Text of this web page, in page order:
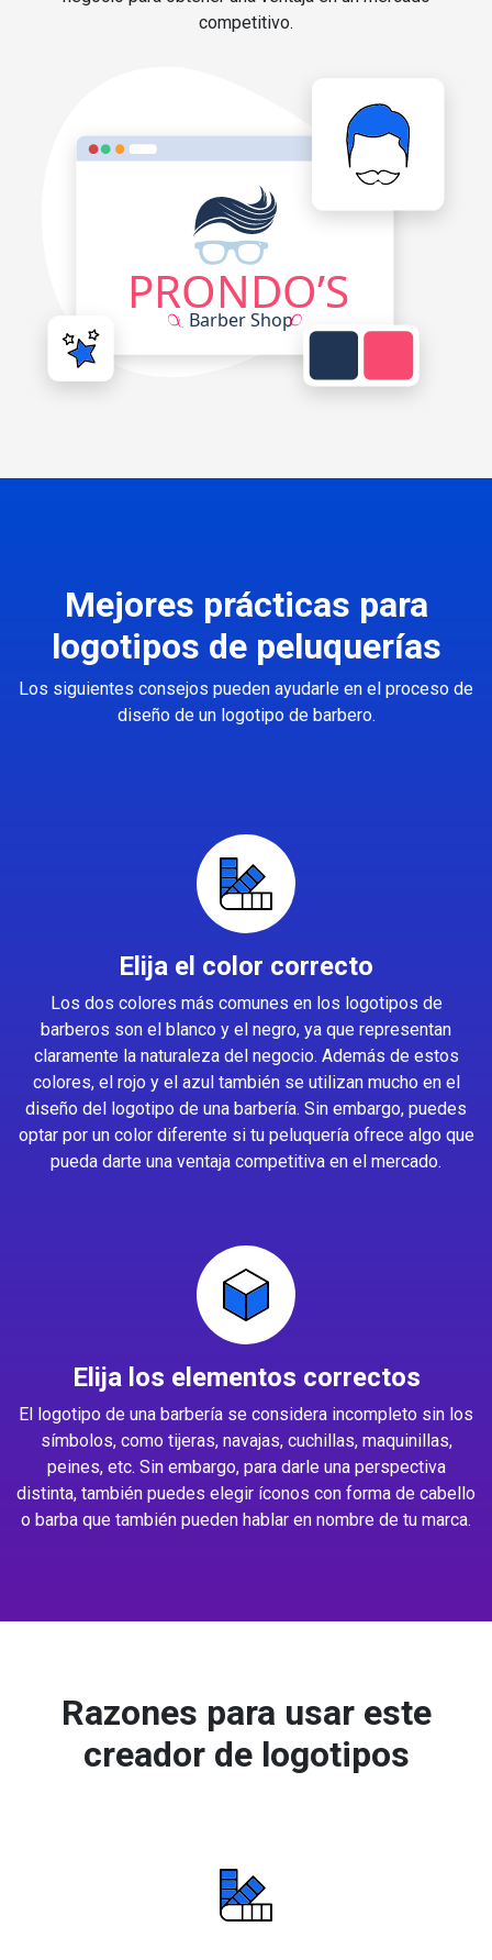
competitivo.
Mejores prácticas para
logotipos de peluquerías
Los siguientes consejos pueden ayudarle en el proceso de
diseño de un logotipo de barbero.
Elija el color correcto
Los dos colores más comunes en los logotipos de
barberos son el blanco y el negro, ya que representan
claramente la naturaleza del negocio. Además de estos
colores, el rojo y el azul también se utilizan mucho en el
diseño del logotipo de una barbería. Sin embargo, puedes
optar por un color diferente si tu peluquería ofrece algo que
pueda darte una ventaja competitiva en el mercado.
Elija los elementos correctos
El logotipo de una barbería se considera incompleto sin los
símbolos, como tijeras, navajas, cuchillas, maquinillas,
peines, etc. Sin embargo, para darle una perspectiva
distinta, también puedes elegir íconos con forma de cabello
o barba que también pueden hablar en nombre de tu marca.
Razones para usar este
creador de logotipos